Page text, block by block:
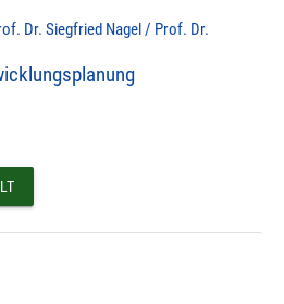
Dr. Siegfried Nagel / Prof. Dr.